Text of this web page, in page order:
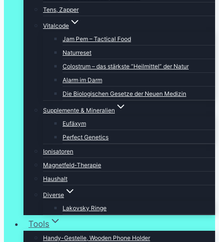
Tens, Zapper
Vitalcode
Jam Pem – Tactical Food
Naturreset
Colostrum – das stärkste “Heilmittel” der Natur
Alarm im Darm
Die Biologischen Gesetze der Neuen Medizin
Supplemente & Mineralien
Eufäxym
Perfect Genetics
Ionisatoren
Magnetfeld-Therapie
Haushalt
Diverse
Lakovsky Ringe
Tools
Handy-Gestelle, Wooden Phone Holder